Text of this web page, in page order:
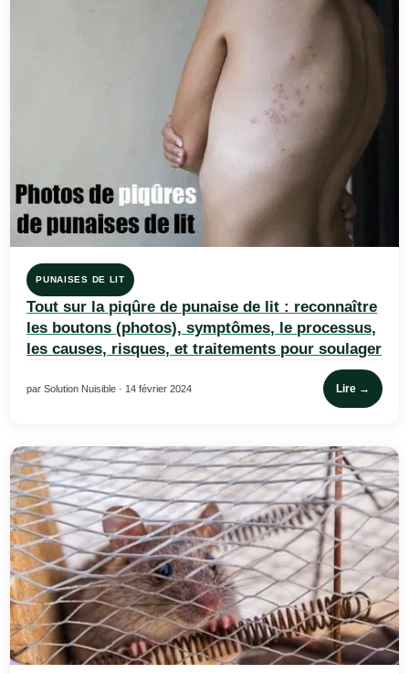
PUNAISES DE LIT
Tout sur la piqûre de punaise de lit : reconnaître
les boutons (photos), symptômes, le processus,
les causes, risques, et traitements pour soulager
par Solution Nuisible · 14 février 2024 Lire →